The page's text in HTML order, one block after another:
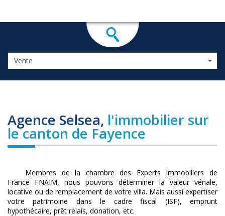
Vente
Agence Selsea, l'immobilier sur
le canton de Fayence
Membres de la chambre des Experts Immobiliers de
France FNAIM, nous pouvons déterminer la valeur vénale,
locative ou de remplacement de votre villa. Mais aussi expertiser
votre patrimoine dans le cadre fiscal (ISF), emprunt
hypothécaire, prêt relais, donation, etc.